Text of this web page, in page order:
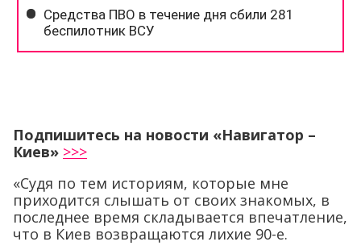
Подпишитесь на новости «Навигатор –
Киев» >>>
«Судя по тем историям, которые мне
приходится слышать от своих знакомых, в
последнее время складывается впечатление,
что в Киев возвращаются лихие 90-е.